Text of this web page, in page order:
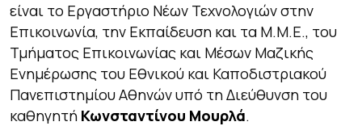
είναι το Εργαστήριο Νέων Τεχνολογιών στην
Επικοινωνία, την Εκπαίδευση και τα Μ.Μ.Ε., του
Τμήματος Επικοινωνίας και Μέσων Μαζικής
Ενημέρωσης του Εθνικού και Καποδιστριακού
Πανεπιστημίου Αθηνών υπό τη Διεύθυνση του
καθηγητή Κωνσταντίνου Μουρλά.